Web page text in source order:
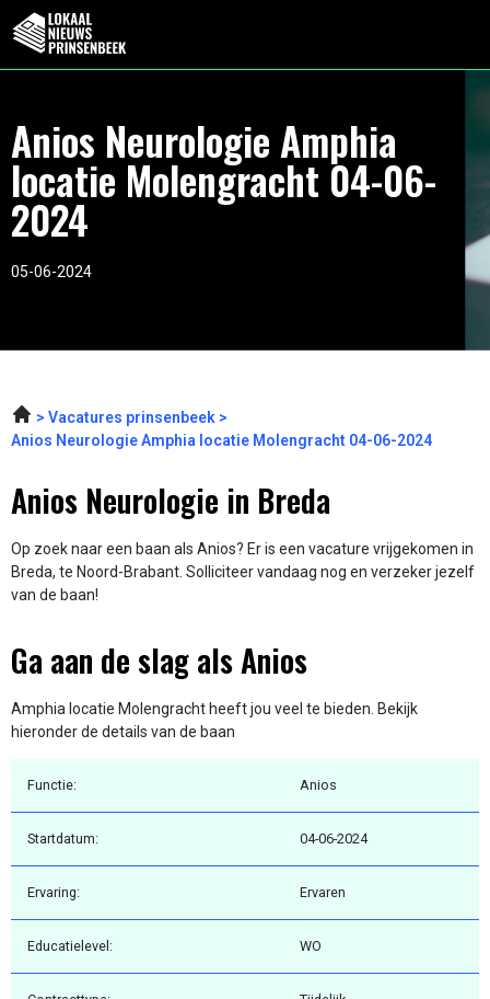
Anios Neurologie Amphia
locatie Molengracht 04-06-
2024
05-06-2024
Vacatures prinsenbeek
Anios Neurologie Amphia locatie Molengracht 04-06-2024
Anios Neurologie in Breda
Op zoek naar een baan als Anios? Er is een vacature vrijgekomen in
Breda, te Noord-Brabant. Solliciteer vandaag nog en verzeker jezelf
van de baan!
Ga aan de slag als Anios
Amphia locatie Molengracht heeft jou veel te bieden. Bekijk
hieronder de details van de baan
Functie: Anios
Startdatum: 04-06-2024
Ervaring: Ervaren
Educatielevel: WO